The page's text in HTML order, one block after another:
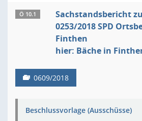
Ö 10.1
Sachstandsbericht
0253/2018 SPD
Finthen
hier: Bäche in
0609/2018
Beschlussvorlage (Ausschüsse)